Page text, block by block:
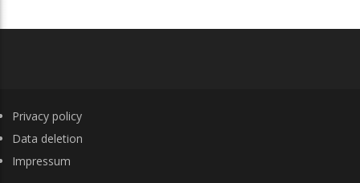
FOOTER
Privacy policy
Data deletion
Impressum